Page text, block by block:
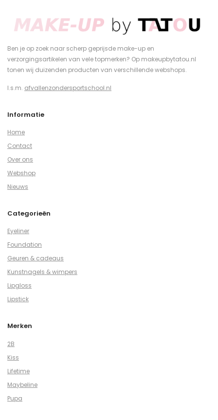
Ben je op zoek naar scherp geprijsde make-up en
verzorgingsartikelen van vele topmerken? Op makeupbytatou.nl
tonen wij duizenden producten van verschillende webshops.
I.s.m. afvallenzondersportschool.nl
Informatie
Home
Contact
Over ons
Webshop
Nieuws
Categorieën
Eyeliner
Foundation
Geuren & cadeaus
Kunstnagels & wimpers
Lipgloss
Lipstick
Merken
2B
Kiss
Lifetime
Maybeline
Pupa